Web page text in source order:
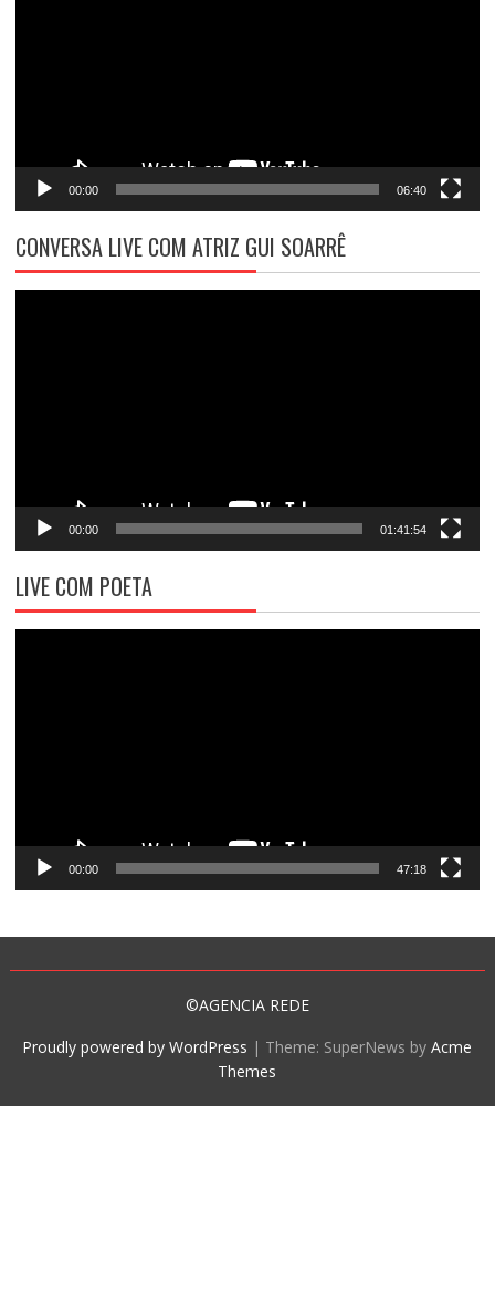
00:00 06:40
CONVERSA LIVE COM ATRIZ GUI SOARRÊ
00:00 01:41:54
LIVE COM POETA
00:00 47:18
©AGENCIA REDE
Proudly powered by WordPress | Theme: SuperNews byAcme
Themes